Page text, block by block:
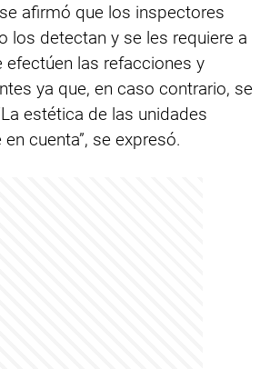
afirmó que los inspectores
los detectan y se les requiere a
efectúen las refacciones y
ya que, en caso contrario, se
estética de las unidades
cuenta”, se expresó.